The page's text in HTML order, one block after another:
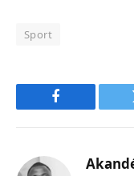
Sport
Facebook